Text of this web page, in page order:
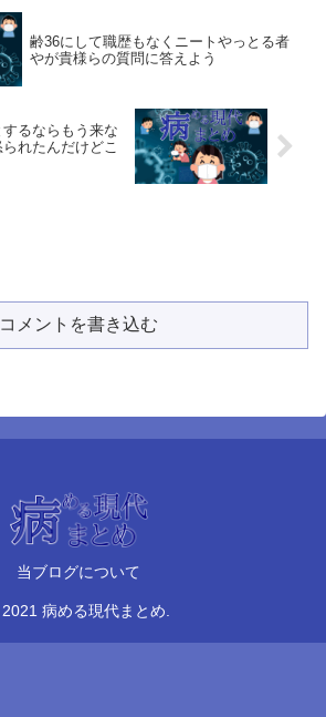
齢36にして職歴もなくニートやっとる者
やが貴様らの質問に答えよう
るならもう来な
れたんだけどこ
コメントを書き込む
当ブログについて
病める現代まとめ.